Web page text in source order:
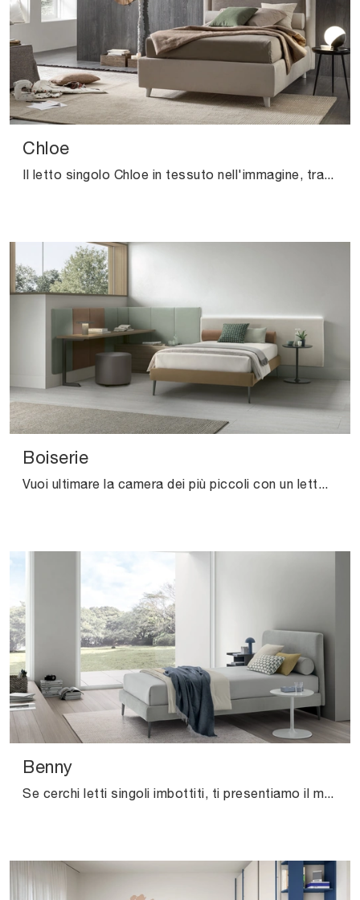
Chloe
Il letto singolo Chloe in tessuto nell'immagine, tra i modelli imbottiti moderni di V&Nice, è pensato per garantire il sonno più profondo.
Boiserie
Vuoi ultimare la camera dei più piccoli con un letto singolo in tessuto? Ecco qui il modello Boiserie di V&Nice per spazi moderni.
Benny